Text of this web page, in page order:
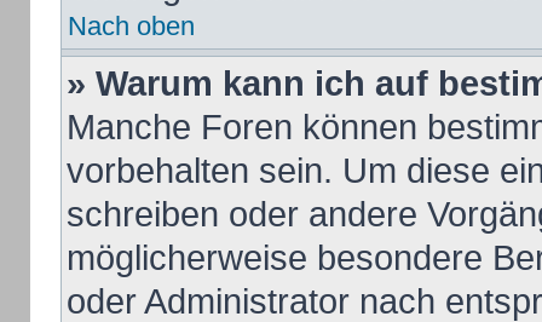
Nach oben
» Warum kann ich auf
Manche Foren können
vorbehalten sein. Um diese
schreiben oder andere
möglicherweise besondere
oder Administrator nach